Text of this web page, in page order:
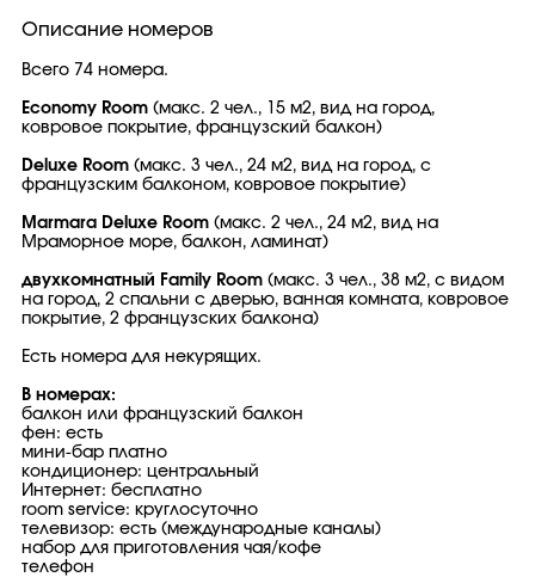
Описание номеров
Всего 74 номера.
Economy Room (макс. 2 чел., 15 м2, вид на город,
ковровое покрытие, французский балкон)
Deluxe Room (макс. 3 чел., 24 м2, вид на город, с
французским балконом, ковровое покрытие)
Marmara Deluxe Room (макс. 2 чел., 24 м2, вид на
Мраморное море, балкон, ламинат)
двухкомнатный Family Room (макс. 3 чел., 38 м2, с видом
на город, 2 спальни с дверью, ванная комната, ковровое
покрытие, 2 французских балкона)
Есть номера для некурящих.
В номерах:
балкон или французский балкон
фен: есть
мини-бар платно
кондиционер: центральный
Интернет: бесплатно
room service: круглосуточно
телевизор: есть (международные каналы)
набор для приготовления чая/кофе
телефон